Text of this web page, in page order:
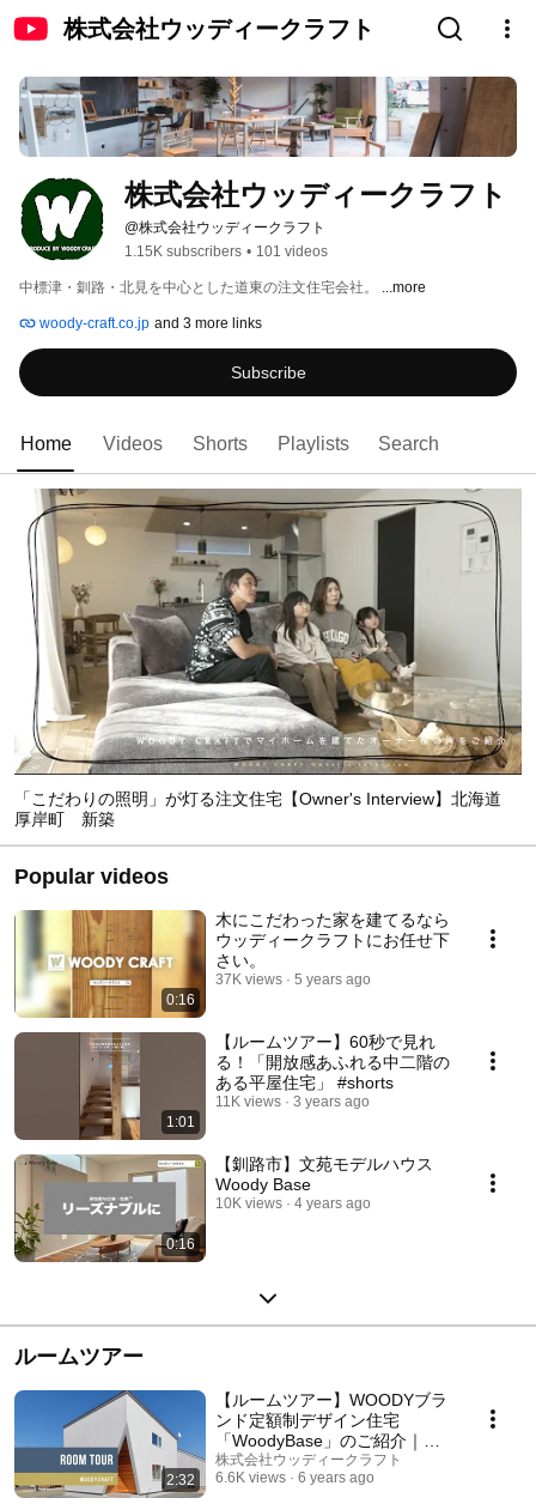
株式会社ウッディークラフト
株式会社ウッディークラフト
@株式会社ウッディークラフト
1.15K subscribers • 101 videos
中標津・釧路・北見を中心とした道東の注文住宅会社。 ...more
woody-craft.co.jp and 3 more links
Subscribe
Home Videos Shorts Playlists Search
「こだわりの照明」が灯る注文住宅【Owner's Interview】北海道
厚岸町 新築
Popular videos
0:16
木にこだわった家を建てるなら
ウッディークラフトにお任せ下
さい。
37K views 5 years ago
1:01
【ルームツアー】60秒で見れ
る！「開放感あふれる中二階の
ある平屋住宅」 #shorts
11K views 3 years ago
0:16
【釧路市】文苑モデルハウス
Woody Base
10K views 4 years ago
ルームツアー
2:32
【ルームツアー】WOODYブラ
ンド定額制デザイン住宅
「WoodyBase」のご紹介｜
room tour
株式会社ウッディークラフト
6.6K views
6 years ago